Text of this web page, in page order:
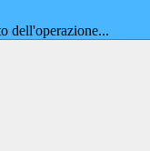
dell'operazione...